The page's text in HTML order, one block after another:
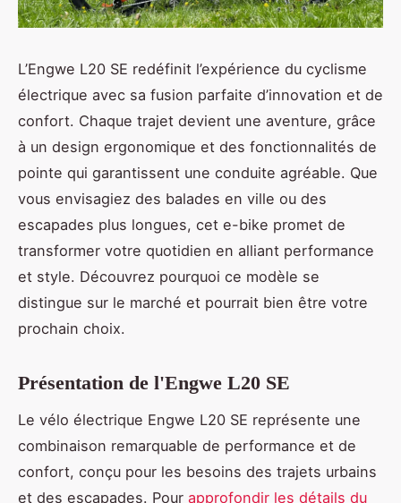
L’Engwe L20 SE redéfinit l’expérience du cyclisme
électrique avec sa fusion parfaite d’innovation et de
confort. Chaque trajet devient une aventure, grâce
à un design ergonomique et des fonctionnalités de
pointe qui garantissent une conduite agréable. Que
vous envisagiez des balades en ville ou des
escapades plus longues, cet e-bike promet de
transformer votre quotidien en alliant performance
et style. Découvrez pourquoi ce modèle se
distingue sur le marché et pourrait bien être votre
prochain choix.
Présentation de l'Engwe L20 SE
Le vélo électrique Engwe L20 SE représente une
combinaison remarquable de performance et de
confort, conçu pour les besoins des trajets urbains
et des escapades. Pour approfondir les détails du